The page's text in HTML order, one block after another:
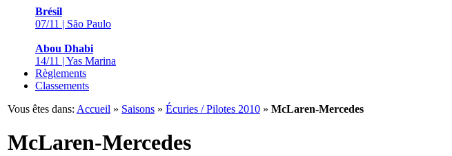
Brésil
07/11 | São Paulo
Abou Dhabi
14/11 | Yas Marina
Règlements
Classements
Vous êtes dans: Accueil » Saisons » Écuries / Pilotes 2010 » McLaren-Mercedes
McLaren-Mercedes